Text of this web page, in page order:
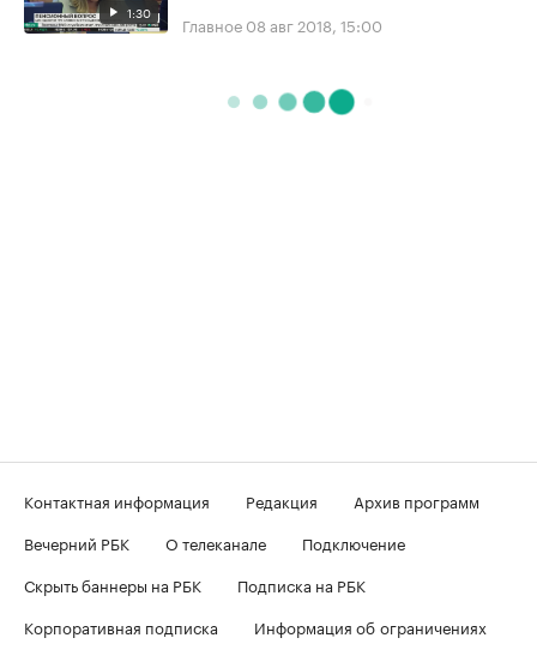
1:30 Главное 08 авг 2018, 15:00
Контактная информация Редакция
Архив программ
Вечерний РБК
О телеканале
Подключение
Скрыть баннеры на РБК
Подписка на РБК
Корпоративная подписка
Информация об ограничениях